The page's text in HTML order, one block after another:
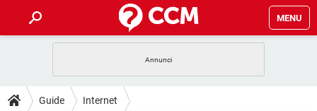
MENU
INTRATTENIMENTO
GUIDE
Guide Internet